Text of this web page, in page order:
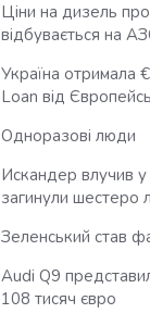
Ціни на дизель
відбувається на
Україна отримала
Loan від
Одноразові люди
Искандер влучив
загинули шестеро
Зеленський став
Audi Q9
108 тисяч євро